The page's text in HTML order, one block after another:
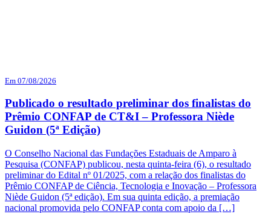
Em 07/08/2026
Publicado o resultado preliminar dos finalistas do
Prêmio CONFAP de CT&I – Professora Niède
Guidon (5ª Edição)
O Conselho Nacional das Fundações Estaduais de Amparo à
Pesquisa (CONFAP) publicou, nesta quinta-feira (6), o resultado
preliminar do Edital nº 01/2025, com a relação dos finalistas do
Prêmio CONFAP de Ciência, Tecnologia e Inovação – Professora
Niède Guidon (5ª edição). Em sua quinta edição, a premiação
nacional promovida pelo CONFAP conta com apoio da […]